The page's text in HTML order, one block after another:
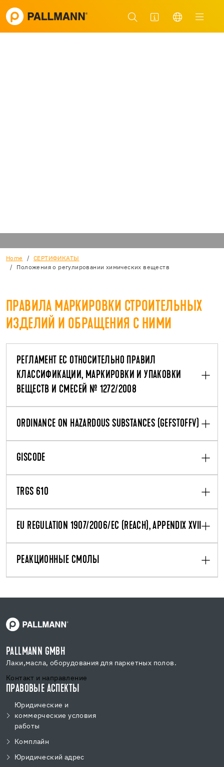
Home
СЕРТИФИКАТЫ
Положения о регулировании химических веществ
ПРАВИЛА МАРКИРОВКИ СТРОИТЕЛЬНЫХ
ИЗДЕЛИЙ И ОБРАЩЕНИЯ С НИМИ
РЕГЛАМЕНТ ЕС ОТНОСИТЕЛЬНО ПРАВИЛ
КЛАССИФИКАЦИИ, МАРКИРОВКИ И УПАКОВКИ
ВЕЩЕСТВ И СМЕСЕЙ № 1272/2008
ORDINANCE ON HAZARDOUS SUBSTANCES (GEFSTOFFV)
GISCODE
TRGS 610
EU REGULATION 1907/2006/EC (REACH), APPENDIX XVII
РЕАКЦИОННЫЕ СМОЛЫ
PALLMANN GMBH
Лаки,масла, оборудования для паркетных полов.
Контакт и направление
ПРАВОВЫЕ АСПЕКТЫ
Юридические и
коммерческие условия
работы
Комплайн
Юридический адрес